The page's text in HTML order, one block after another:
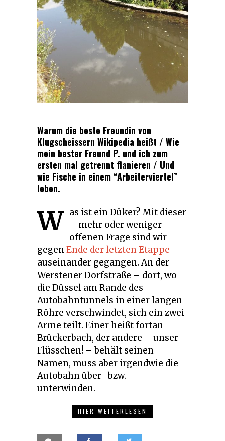
Warum die beste Freundin von
Klugscheissern Wikipedia heißt / Wie
mein bester Freund P. und ich zum
ersten mal getrennt flanieren / Und
wie Fische in einem “Arbeiterviertel”
leben.
W as ist ein Düker? Mit dieser
– mehr oder weniger –
offenen Frage sind wir
gegenEnde der letzten Etappe
auseinander gegangen. An der
Werstener Dorfstraße – dort, wo
die Düssel am Rande des
Autobahntunnels in einer langen
Röhre verschwindet, sich ein zwei
Arme teilt. Einer heißt fortan
Brückerbach, der andere – unser
Flüsschen! – behält seinen
Namen, muss aber irgendwie die
Autobahn über- bzw.
unterwinden.
HIER WEITERLESEN